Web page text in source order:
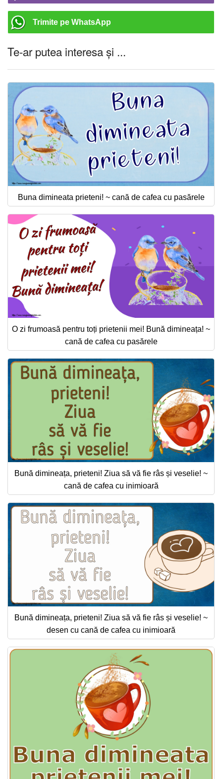
Trimite pe WhatsApp
Te-ar putea interesa și ...
Buna dimineata prieteni! ~ cană de cafea cu pasărele
O zi frumoasă pentru toți prietenii mei! Bună dimineața! ~
cană de cafea cu pasărele
Bună dimineața, prieteni! Ziua să vă fie râs și veselie! ~
cană de cafea cu inimioară
Bună dimineața, prieteni! Ziua să vă fie râs și veselie! ~
desen cu cană de cafea cu inimioară